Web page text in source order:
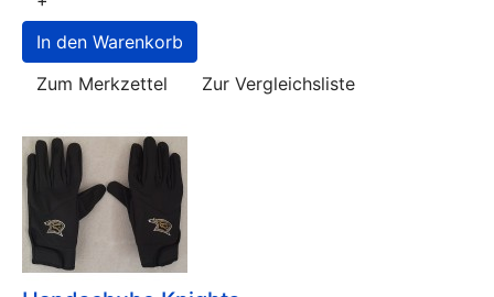
Zum Merkzettel Zur Vergleichsliste